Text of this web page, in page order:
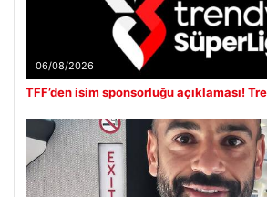
06/08/2026
TFF’den isim sponsorluğu açıklaması!